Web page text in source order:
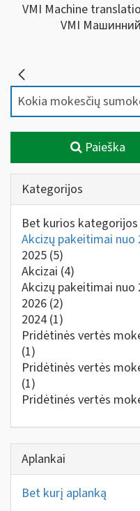
VMI Machine
VMI
Paieška
Kategorijos
Bet kurios kategorijos
Akcizų pakeitimai nuo
2025 (5)
Akcizai (4)
Akcizų pakeitimai nuo
2026 (2)
2024 (1)
Pridėtinės vertės
(1)
Pridėtinės vertės
(1)
Pridėtinės vertės
Aplankai
Bet kurį aplanką